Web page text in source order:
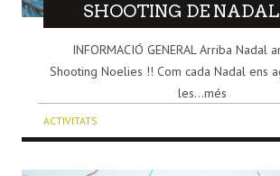
SHOOTING DE
INFORMACIÓ GENERAL Arriba Nadal
Shooting Noelies !! Com cada Nadal ens
les...més
ACTIVITATS